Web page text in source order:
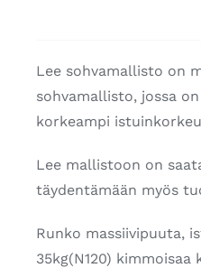
Lee sohvamallisto on
sohvamallisto, jossa
korkeampi
Lee mallistoon on
täydentämään myös
Runko massiivipuuta,
35kg(N120)